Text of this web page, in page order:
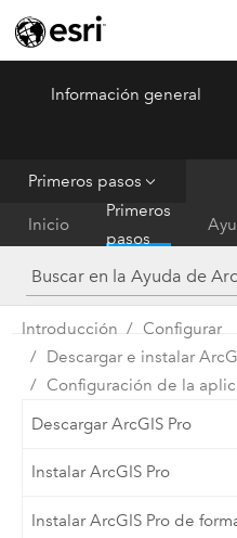
ArcGIS Pro Menu
Información general
Primeros pasos
Inicio
Primeros
pasos
Introducción
Configurar
Descargar e instalar
Configuración de la
Descargar ArcGIS Pro
Instalar ArcGIS Pro
Instalar ArcGIS Pro de